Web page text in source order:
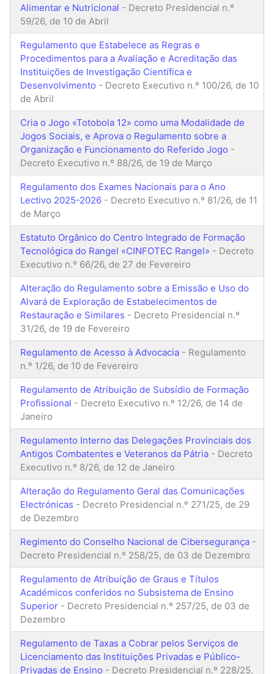
Alimentar e Nutricional - Decreto Presidencial n.º
59/26, de 10 de Abril
Regulamento que Estabelece as Regras e
Procedimentos para a Avaliação e Acreditação das
Instituições de Investigação Científica e
Desenvolvimento - Decreto Executivo n.º 100/26, de 10
de Abril
Cria o Jogo «Totobola 12» como uma Modalidade de
Jogos Sociais, e Aprova o Regulamento sobre a
Organização e Funcionamento do Referido Jogo -
Decreto Executivo n.º 88/26, de 19 de Março
Regulamento dos Exames Nacionais para o Ano
Lectivo 2025-2026 - Decreto Executivo n.º 81/26, de 11
de Março
Estatuto Orgânico do Centro Integrado de Formação
Tecnológica do Rangel «CINFOTEC Rangel» - Decreto
Executivo n.º 66/26, de 27 de Fevereiro
Alteração do Regulamento sobre a Emissão e Uso do
Alvará de Exploração de Estabelecimentos de
Restauração e Similares - Decreto Presidencial n.º
31/26, de 19 de Fevereiro
Regulamento de Acesso à Advocacia - Regulamento
n.º 1/26, de 10 de Fevereiro
Regulamento de Atribuição de Subsídio de Formação
Profissional - Decreto Executivo n.º 12/26, de 14 de
Janeiro
Regulamento Interno das Delegações Provinciais dos
Antigos Combatentes e Veteranos da Pátria - Decreto
Executivo n.º 8/26, de 12 de Janeiro
Alteração do Regulamento Geral das Comunicações
Electrónicas - Decreto Presidencial n.º 271/25, de 29
de Dezembro
Regimento do Conselho Nacional de Cibersegurança -
Decreto Presidencial n.º 258/25, de 03 de Dezembro
Regulamento de Atribuição de Graus e Títulos
Académicos conferidos no Subsistema de Ensino
Superior - Decreto Presidencial n.º 257/25, de 03 de
Dezembro
Regulamento de Taxas a Cobrar pelos Serviços de
Licenciamento das Instituições Privadas e Público-
Privadas de Ensino - Decreto Presidencial n.º 228/25,